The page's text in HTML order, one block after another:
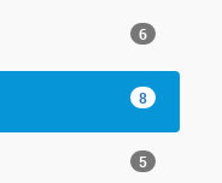
6
8
5